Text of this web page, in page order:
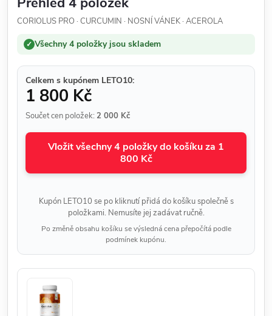
CORIOLUS PRO · CURCUMIN · NOSNÍ VÁNEK · ACEROLA
✓ Všechny 4 položky jsou skladem
Celkem s kupónem LETO10:
1 800 Kč
Součet cen položek: 2 000 Kč
Vložit všechny 4 položky do košíku za 1
800 Kč
Kupón LETO10 se po kliknutí přidá do košíku společně s
položkami. Nemusíte jej zadávat ručně.
Po změně obsahu košíku se výsledná cena přepočítá podle
podmínek kupónu.